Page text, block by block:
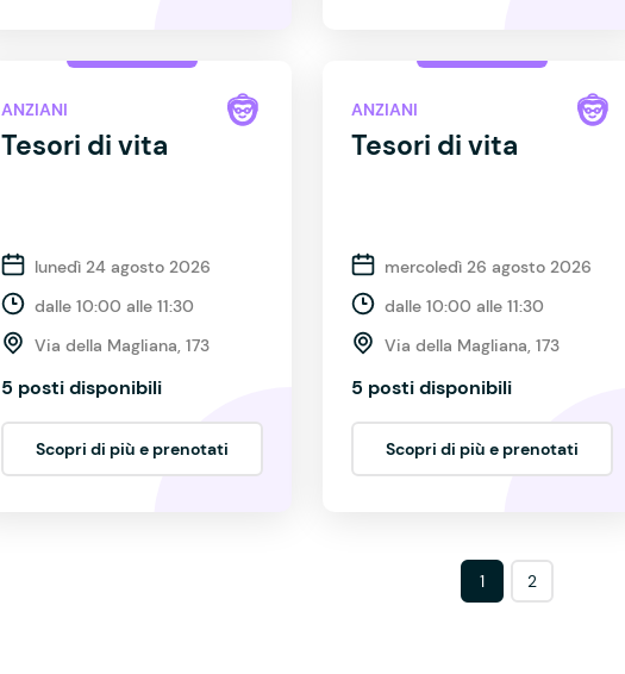
ANZIANI
Tesori di vita
lunedì 24 agosto 2026
dalle 10:00 alle 11:30
Via della Magliana, 173
5 posti disponibili
Scopri di più e prenotati
ANZIANI
Tesori di vita
mercoledì 26 agosto 2026
dalle 10:00 alle 11:30
Via della Magliana, 173
5 posti disponibili
Scopri di più e prenotati
1 2